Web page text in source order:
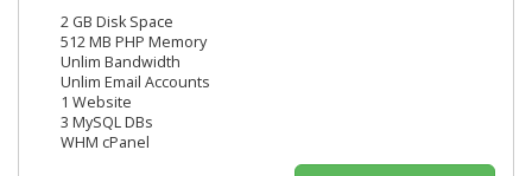
2 GB Disk Space
512 MB PHP Memory
Unlim Bandwidth
Unlim Email Accounts
1 Website
3 MySQL DBs
WHM cPanel